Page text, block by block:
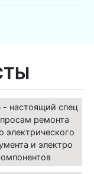
- настоящий спец
ремонта
электрического
и электро